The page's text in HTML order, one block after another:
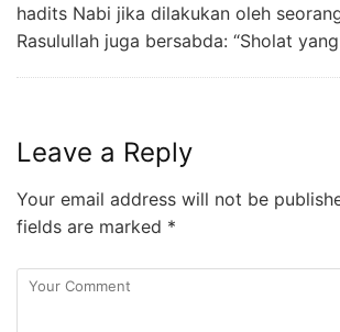
hadits Nabi jika dilakukan oleh
Rasulullah juga bersabda: “Sholat
Leave a Reply
Your email address will not be
fields are marked *